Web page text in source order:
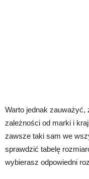
Warto jednak
zależności od marki i
zawsze taki sam we
sprawdzić tabelę
wybierasz odpowiedni